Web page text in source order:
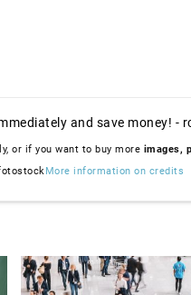
and save money! -
or if you want to buy more images,
More information on credits